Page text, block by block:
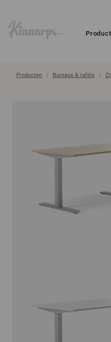
Producten Bureaus & tafels